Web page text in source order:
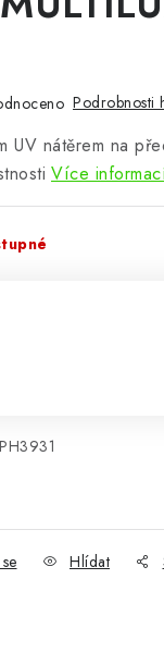
Podrobnosti
UV nátěrem na
Více
Hlídat